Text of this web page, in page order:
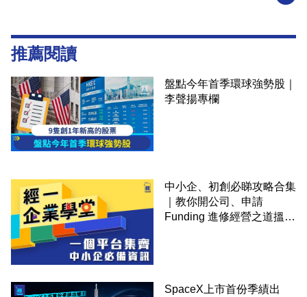
推薦閱讀
盤點今年首季環球強勢股｜
李聲揚專欄
中小企、初創必睇攻略合集
｜教你開公司、申請
Funding 進修經營之道搵大
SpaceX上市首份季績出